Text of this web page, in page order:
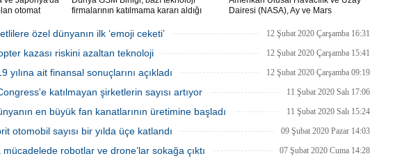
otomat
firmalarının katılmama kararı aldığı
yapılmayacağını açıkladı.
Dairesi (NASA), Ay ve Mars
için ilan verdi.
özel dünyanın ilk ‘emoji ceketi’ 12 Şubat 2020 Çarşamba 16:31
kazası riskini azaltan teknoloji 12 Şubat 2020 Çarşamba 15:41
yılına ait finansal sonuçlarını açıkladı 12 Şubat 2020 Çarşamba 09:19
katılmayan şirketlerin sayısı artıyor 11 Şubat 2020 Salı 17:06
en büyük fan kanatlarının üretimine başladı 11 Şubat 2020 Salı 15:24
otomobil sayısı bir yılda üçe katlandı 09 Şubat 2020 Pazar 14:03
mücadelede robotlar ve drone’lar sokağa çıktı 07 Şubat 2020 Cuma 14:28